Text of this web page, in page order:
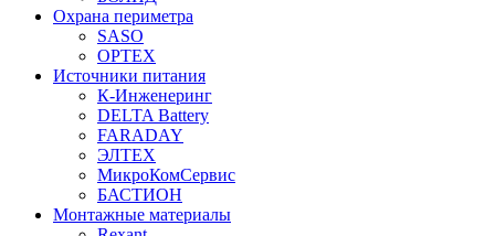
Охрана периметра
SASO
OPTEX
Источники питания
К-Инженеринг
DELTA Battery
FARADAY
ЭЛТЕХ
МикроКомСервис
БАСТИОН
Монтажные материалы